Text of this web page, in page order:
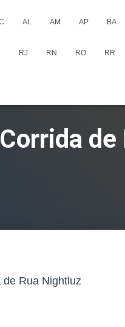
AL AM AP BA
RJ RN RO RR
de Rua Nightluz